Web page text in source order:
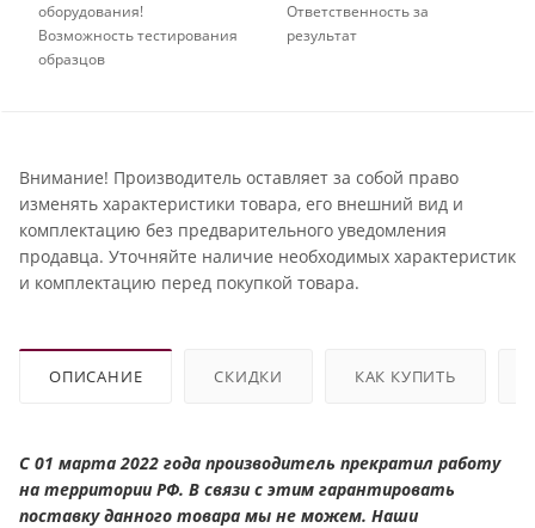
оборудования!
Возможность тестирования
образцов
Ответственность за
результат
Внимание! Производитель оставляет за собой право
изменять характеристики товара, его внешний вид и
комплектацию без предварительного уведомления
продавца. Уточняйте наличие необходимых характеристик
и комплектацию перед покупкой товара.
ОПИСАНИЕ СКИДКИ КАК КУПИТЬ
С 01 марта 2022 года производитель прекратил работу
на территории РФ. В связи с этим гарантировать
поставку данного товара мы не можем. Наши